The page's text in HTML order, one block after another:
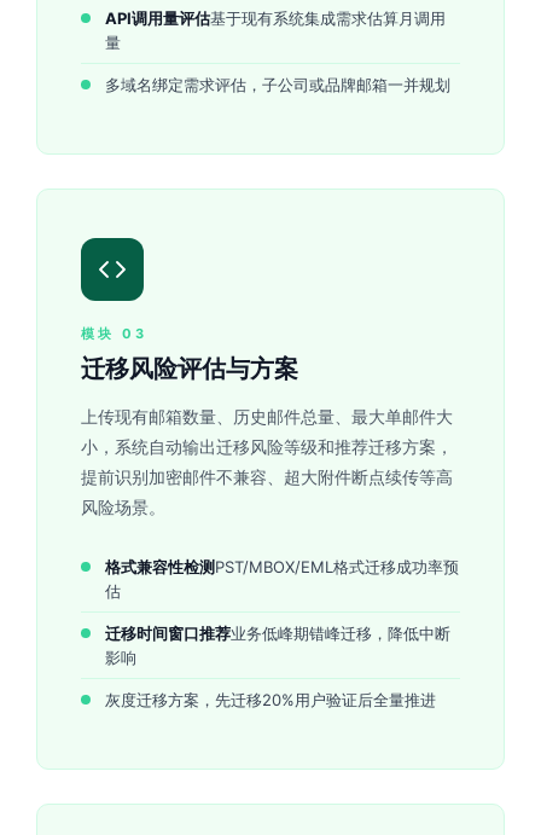
API调用量评估基于现有系统集成需求估算月调用
量
多域名绑定需求评估，子公司或品牌邮箱一并规划
模块 03
迁移风险评估与方案
上传现有邮箱数量、历史邮件总量、最大单邮件大
小，系统自动输出迁移风险等级和推荐迁移方案，
提前识别加密邮件不兼容、超大附件断点续传等高
风险场景。
格式兼容性检测PST/MBOX/EML格式迁移成功率预
估
迁移时间窗口推荐业务低峰期错峰迁移，降低中断
影响
灰度迁移方案，先迁移20%用户验证后全量推进